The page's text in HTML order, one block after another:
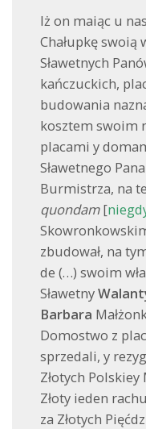
Iż on maiąc u
Chałupkę swoią
Sławetnych
kańczuckich,
budowania
kosztem swoim
placami y
Sławetnego Pana
Burmistrza, na
quondam[
zbudował, na
de (…) swoim
Sławetny
Barbara
Domostwo z
sprzedali, y
Złotych
Złoty ieden
za Złotych